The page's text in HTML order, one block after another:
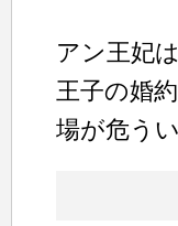
アン王妃
王子の婚
場が危う